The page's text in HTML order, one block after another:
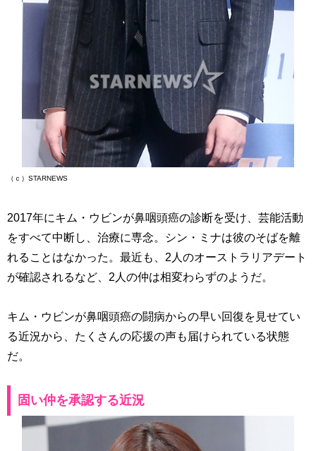
（ｃ）STARNEWS
2017年にキム・ウビンが鼻咽頭癌の診断を受け、芸能活動
をすべて中断し、治療に専念。シン・ミナは彼のそばを離
れることはなかった。最近も、2人のオーストラリアデート
が確認されるなど、2人の仲は相変わらずのようだ。
キム・ウビンが鼻咽頭癌の闘病からの早い回復を見せてい
る近況から、たくさんの応援の声も届けられている状態
だ。
固い仲を承認する近況